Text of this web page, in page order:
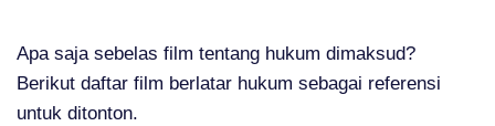
Apa saja sebelas film tentang hukum dimaksud?
Berikut daftar film berlatar hukum sebagai referensi
untuk ditonton.